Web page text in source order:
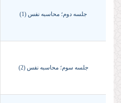
جلسه دوم؛ محاسبه نفس (1)
جلسه سوم؛ محاسبه نفس (2)